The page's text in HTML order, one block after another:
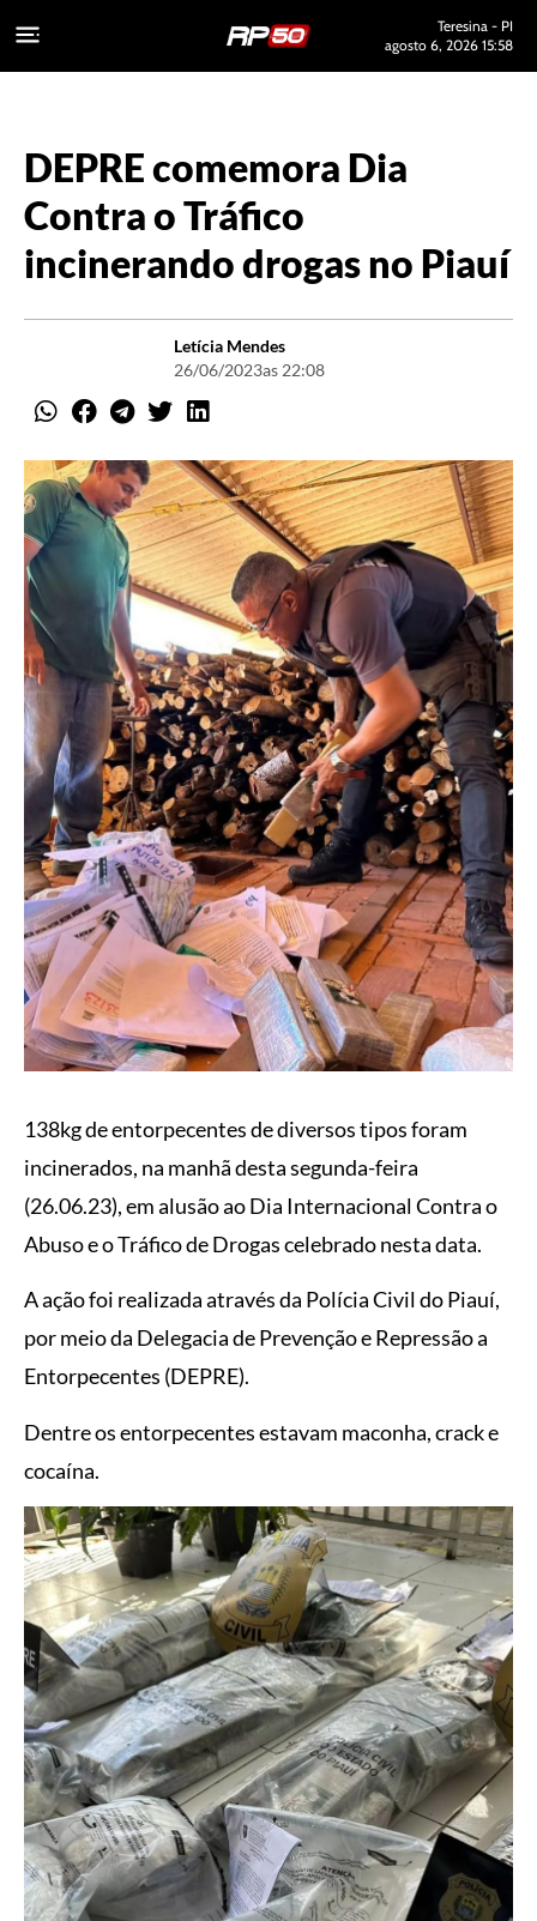
Teresina - PI
agosto 6, 2026 15:58
DEPRE comemora Dia
Contra o Tráfico
incinerando drogas no Piauí
Letícia Mendes
26/06/2023as 22:08
138kg de entorpecentes de diversos tipos foram
incinerados, na manhã desta segunda-feira
(26.06.23), em alusão ao Dia Internacional Contra o
Abuso e o Tráfico de Drogas celebrado nesta data.
A ação foi realizada através da Polícia Civil do Piauí,
por meio da Delegacia de Prevenção e Repressão a
Entorpecentes (DEPRE).
Dentre os entorpecentes estavam maconha, crack e
cocaína.